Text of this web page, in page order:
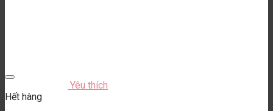
Yêu thích
Hết hàng